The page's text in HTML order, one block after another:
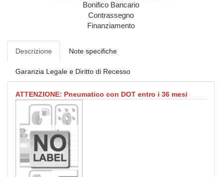
Bonifico Bancario
Contrassegno
Finanziamento
Descrizione Note specifiche
Garanzia Legale e Diritto di Recesso
ATTENZIONE: Pneumatico con DOT entro i 36 mesi